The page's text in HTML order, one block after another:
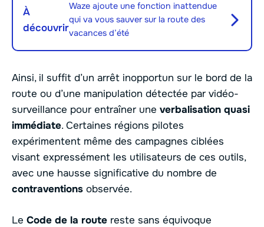
À
découvrir
Waze ajoute une fonction inattendue
qui va vous sauver sur la route des
vacances d’été
Ainsi, il suffit d’un arrêt inopportun sur le bord de la
route ou d’une manipulation détectée par vidéo-
surveillance pour entraîner une verbalisation quasi
immédiate. Certaines régions pilotes
expérimentent même des campagnes ciblées
visant expressément les utilisateurs de ces outils,
avec une hausse significative du nombre de
contraventions observée.
Le Code de la route reste sans équivoque